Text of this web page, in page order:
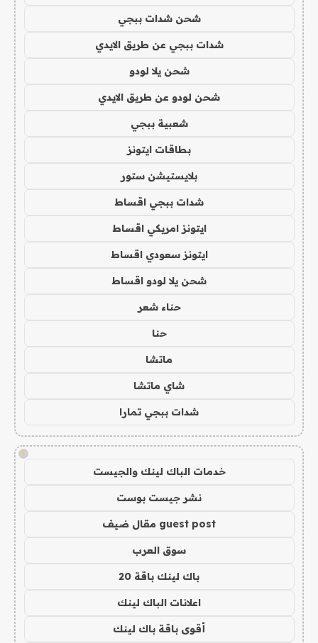
شحن شدات ببجي
شدات ببجي عن طريق الايدي
شحن يلا لودو
شحن لودو عن طريق الايدي
شعبية ببجي
بطاقات ايتونز
بلايستيشن ستور
شدات ببجي اقساط
ايتونز امريكي اقساط
ايتونز سعودي اقساط
شحن يلا لودو اقساط
حناء شعر
حنا
ماتشا
شاي ماتشا
شدات ببجي تمارا
!
خدمات الباك لينك والجيست
نشر جيست بوست
guest post مقال ضيف
سوق العرب
باك لينك باقة 20
اعلانات الباك لينك
أقوى باقة باك لينك